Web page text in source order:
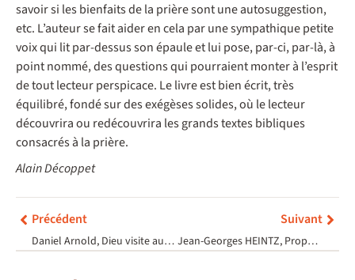
savoir si les bienfaits de la prière sont une autosuggestion,
etc. L’auteur se fait aider en cela par une sympathique petite
voix qui lit par-dessus son épaule et lui pose, par-ci, par-là, à
point nommé, des questions qui pourraient monter à l’esprit
de tout lecteur perspicace. Le livre est bien écrit, très
équilibré, fondé sur des exégèses solides, où le lecteur
découvrira ou redécouvrira les grands textes bibliques
consacrés à la prière.
Alain Décoppet
Précédent
Daniel Arnold, Dieu visite aussi les orgueilleux
Suivant
Jean-Georges HEINTZ, Prophétisme et Alliance